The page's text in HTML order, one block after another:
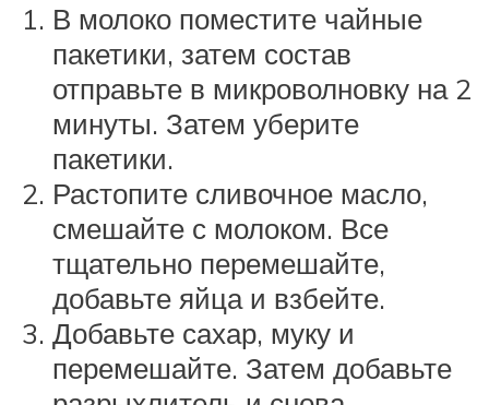
В молоко поместите чайные
пакетики, затем состав
отправьте в микроволновку на 2
минуты. Затем уберите
пакетики.
Растопите сливочное масло,
смешайте с молоком. Все
тщательно перемешайте,
добавьте яйца и взбейте.
Добавьте сахар, муку и
перемешайте. Затем добавьте